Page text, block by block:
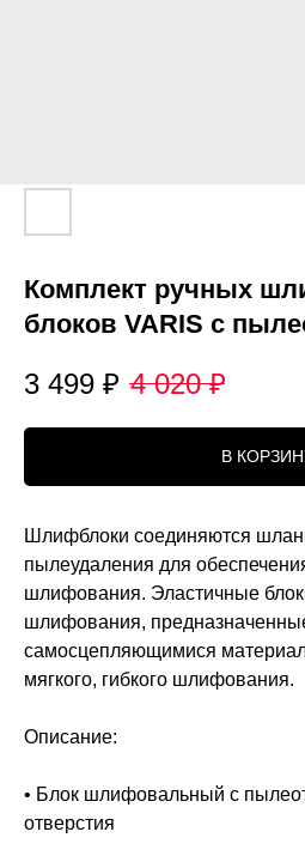
Комплект ручных
блоков VARIS с
3 499 ₽ 4 020 ₽
В
Шлифблоки соединяются
пылеудаления для
шлифования. Эластичные
шлифования,
самосцепляющимися
мягкого, гибкого шлифования.
Описание:
• Блок шлифовальный с
отверстия